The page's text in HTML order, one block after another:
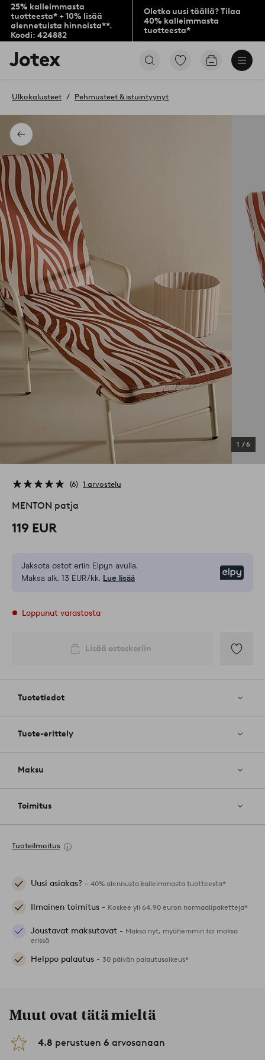
25% kalleimmasta
tuotteesta* + 10% lisää
alennetuista hinnoista**.
Koodi: 424882
Oletko uusi täällä? Tilaa
40% kalleimmasta
tuotteesta*
Jotex-
logo
aloitussivulle
Siirry
Siirry
Takaisin
Ulkokalusteet Pehmusteet & istuintyynyt
1 /6
6 1 arvostelu
MENTON patja
119 EUR
Jaksota ostot eriin Elpyn avulla.
Maksa alk. 13 EUR/kk. Lue lisää
Loppunut varastosta
Lisää ostoskoriin
Tuotetiedot
Tuote-erittely
Maksu
Toimitus
Tuoteilmoitus
Uusi asiakas? - 40% alennusta kalleimmasta tuotteesta*
Ilmainen toimitus - Koskee yli 64,90 euron normaalipaketteja*
Joustavat maksutavat - Maksa nyt, myöhemmin tai maksa
erissä
Helppo palautus - 30 päivän palautusoikeus*
Muut ovat tätä mieltä
4.8 perustuen 6 arvosanaan